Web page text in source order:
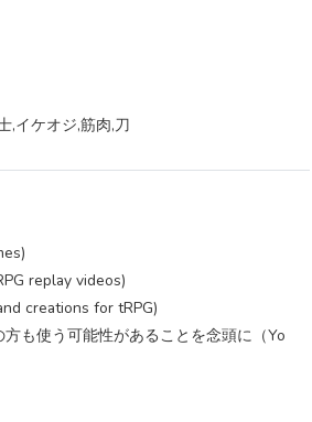
,イケオジ,筋肉,刀
replay videos)
creations for tRPG)
も使う可能性があることを念頭に（Yo